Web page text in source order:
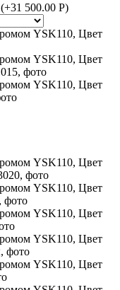
(+31 500.00 Р)